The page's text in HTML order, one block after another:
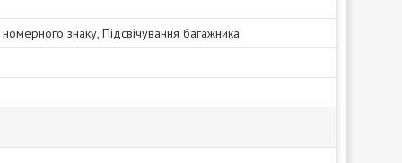
номерного знаку, Підсвічування багажника